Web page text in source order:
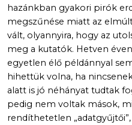
hazánkban gyakori pirók
megszűnése miatt az
vált, olyannyira, hogy az
meg a kutatók. Hetven
egyetlen élő példánnyal
hihettük volna, ha
alatt is jó néhányat tudtak
pedig nem voltak mások,
rendíthetetlen